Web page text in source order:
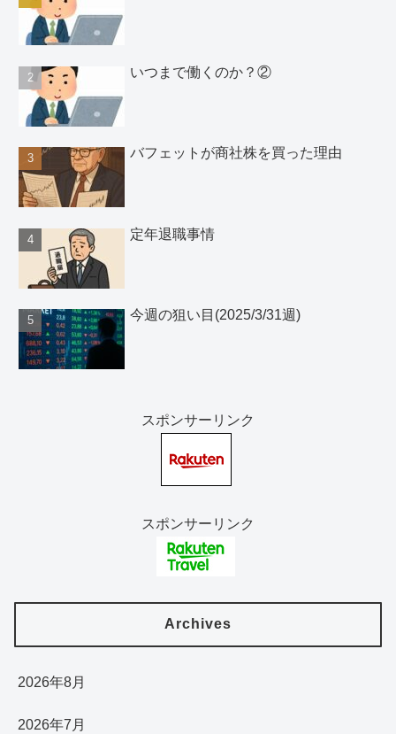
いつまで働くのか？②
バフェットが商社株を買った理由
定年退職事情
今週の狙い目(2025/3/31週)
スポンサーリンク
スポンサーリンク
Archives
2026年8月
2026年7月